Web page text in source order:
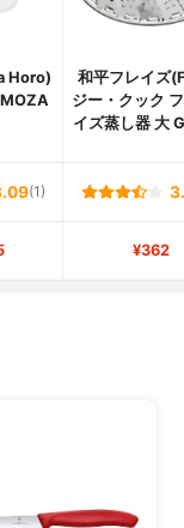
Horo)
和平フレイズ
ジー・クック
イズ蒸し器 大
(1)
¥362